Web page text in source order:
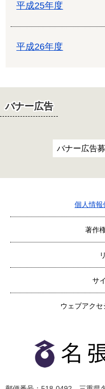
平成25年度
平成26年度
バナー広告
バナー広告
個人情報
著作
サ
ウェブアク